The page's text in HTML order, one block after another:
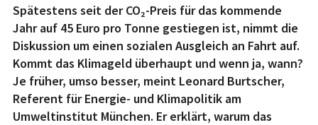
Spätestens seit der CO₂-Preis für das kommende
Jahr auf 45 Euro pro Tonne gestiegen ist, nimmt die
Diskussion um einen sozialen Ausgleich an Fahrt auf.
Kommt das Klimageld überhaupt und wenn ja, wann?
Je früher, umso besser, meint Leonard Burtscher,
Referent für Energie- und Klimapolitik am
Umweltinstitut München. Er erklärt, warum das